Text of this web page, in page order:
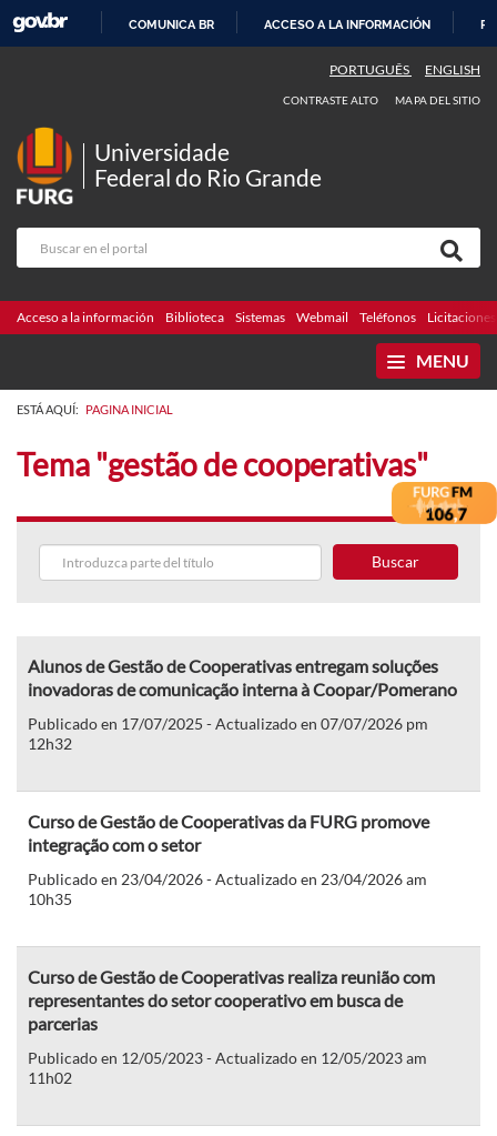
CONTENIDO
COMUNICA BR ACCESO A LA INFORMACIÓN
PORTUGUÊS ENGLISH
CONTRASTE ALTO MAPA DEL SITIO
Universidade
Federal do Rio Grande
Acceso a la información Biblioteca Sistemas Webmail Teléfonos Licitaciones
MENU
ESTÁ AQUÍ: PAGINA INICIAL
Tema "gestão de cooperativas"
Buscar
Alunos de Gestão de Cooperativas entregam soluções
inovadoras de comunicação interna à Coopar/Pomerano
Publicado en 17/07/2025 - Actualizado en 07/07/2026 pm
12h32
Curso de Gestão de Cooperativas da FURG promove
integração com o setor
Publicado en 23/04/2026 - Actualizado en 23/04/2026 am
10h35
Curso de Gestão de Cooperativas realiza reunião com
representantes do setor cooperativo em busca de
parcerias
Publicado en 12/05/2023 - Actualizado en 12/05/2023 am
11h02